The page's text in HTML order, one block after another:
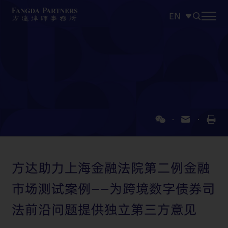
EN
方达助力上海金融法院第二例金融
市场测试案例——为跨境数字债券司
法前沿问题提供独立第三方意见